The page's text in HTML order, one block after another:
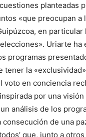
planteadas
«que preocupan a
en
Uriarte ha
programas
tener la
voto en conciencia
por una visión
análisis de los
consecución de una
que, junto a